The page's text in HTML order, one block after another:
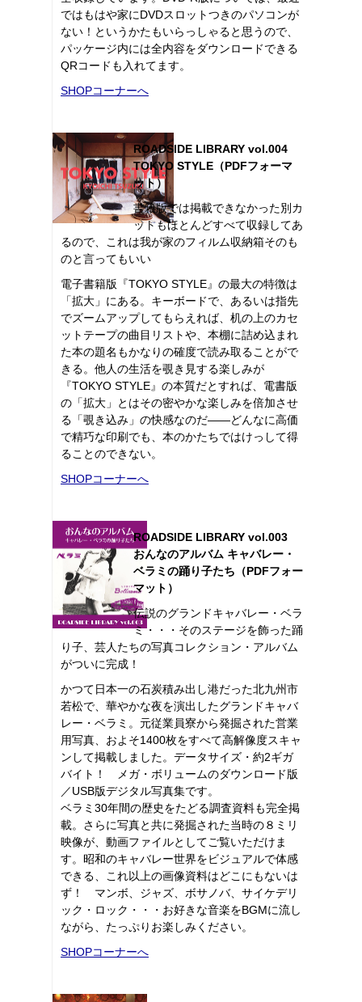
ではもはや家にDVDスロットつきのパソコンが
ない！というかたもいらっしゃると思うので、
パッケージ内には全内容をダウンロードできる
QRコードも入れてます。
SHOPコーナーへ
ROADSIDE LIBRARY vol.004
TOKYO STYLE（PDFフォーマ
ット）
書籍版では掲載できなかった別カ
ットもほとんどすべて収録してあ
るので、これは我が家のフィルム収納箱そのも
のと言ってもいい
電子書籍版『TOKYO STYLE』の最大の特徴は
「拡大」にある。キーボードで、あるいは指先
でズームアップしてもらえれば、机の上のカセ
ットテープの曲目リストや、本棚に詰め込まれ
た本の題名もかなりの確度で読み取ることがで
きる。他人の生活を覗き見する楽しみが
『TOKYO STYLE』の本質だとすれば、電書版
の「拡大」とはその密やかな楽しみを倍加させ
る「覗き込み」の快感なのだ――どんなに高価
で精巧な印刷でも、本のかたちではけっして得
ることのできない。
SHOPコーナーへ
ROADSIDE LIBRARY vol.003
おんなのアルバム キャバレー・
ベラミの踊り子たち（PDFフォー
マット）
伝説のグランドキャバレー・ベラ
ミ・・・そのステージを飾った踊
り子、芸人たちの写真コレクション・アルバム
がついに完成！
かつて日本一の石炭積み出し港だった北九州市
若松で、華やかな夜を演出したグランドキャバ
レー・ベラミ。元従業員寮から発掘された営業
用写真、およそ1400枚をすべて高解像度スキャ
ンして掲載しました。データサイズ・約2ギガ
バイト！ メガ・ボリュームのダウンロード版
／USB版デジタル写真集です。
ベラミ30年間の歴史をたどる調査資料も完全掲
載。さらに写真と共に発掘された当時の８ミリ
映像が、動画ファイルとしてご覧いただけま
す。昭和のキャバレー世界をビジュアルで体感
できる、これ以上の画像資料はどこにもないは
ず！ マンボ、ジャズ、ボサノバ、サイケデリ
ック・ロック・・・お好きな音楽をBGMに流し
ながら、たっぷりお楽しみください。
SHOPコーナーへ